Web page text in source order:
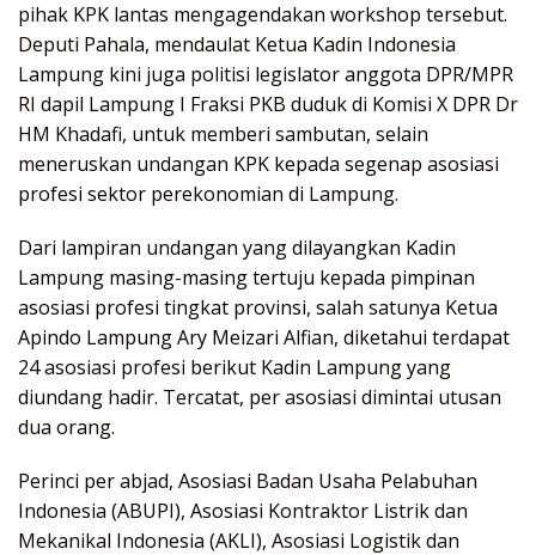
pihak KPK lantas mengagendakan workshop tersebut.
Deputi Pahala, mendaulat Ketua Kadin Indonesia
Lampung kini juga politisi legislator anggota DPR/MPR
RI dapil Lampung I Fraksi PKB duduk di Komisi X DPR Dr
HM Khadafi, untuk memberi sambutan, selain
meneruskan undangan KPK kepada segenap asosiasi
profesi sektor perekonomian di Lampung.
Dari lampiran undangan yang dilayangkan Kadin
Lampung masing-masing tertuju kepada pimpinan
asosiasi profesi tingkat provinsi, salah satunya Ketua
Apindo Lampung Ary Meizari Alfian, diketahui terdapat
24 asosiasi profesi berikut Kadin Lampung yang
diundang hadir. Tercatat, per asosiasi dimintai utusan
dua orang.
Perinci per abjad, Asosiasi Badan Usaha Pelabuhan
Indonesia (ABUPI), Asosiasi Kontraktor Listrik dan
Mekanikal Indonesia (AKLI), Asosiasi Logistik dan